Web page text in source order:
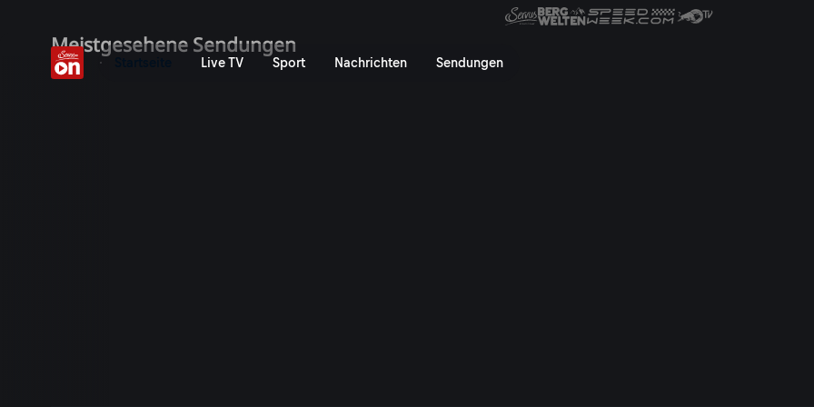
Live TV Sport Nachrichten Sendungen
ServusTV On: Livestreams, Mediathek, TV-Programm,
Meistgesehene Sendungen